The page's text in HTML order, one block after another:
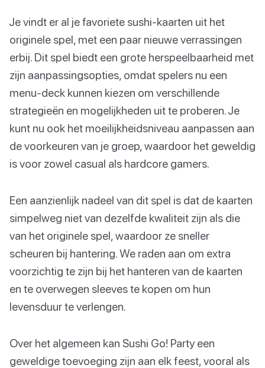
Je vindt er al je favoriete sushi-kaarten uit het
originele spel, met een paar nieuwe verrassingen
erbij. Dit spel biedt een grote herspeelbaarheid met
zijn aanpassingsopties, omdat spelers nu een
menu-deck kunnen kiezen om verschillende
strategieën en mogelijkheden uit te proberen. Je
kunt nu ook het moeilijkheidsniveau aanpassen aan
de voorkeuren van je groep, waardoor het geweldig
is voor zowel casual als hardcore gamers.
Een aanzienlijk nadeel van dit spel is dat de kaarten
simpelweg niet van dezelfde kwaliteit zijn als die
van het originele spel, waardoor ze sneller
scheuren bij hantering. We raden aan om extra
voorzichtig te zijn bij het hanteren van de kaarten
en te overwegen sleeves te kopen om hun
levensduur te verlengen.
Over het algemeen kan Sushi Go! Party een
geweldige toevoeging zijn aan elk feest, vooral als